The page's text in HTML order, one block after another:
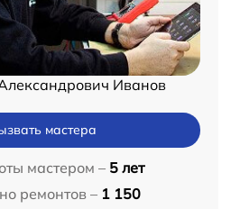
Иванов
мастера
мастером – 5 лет
ремонтов – 1 150